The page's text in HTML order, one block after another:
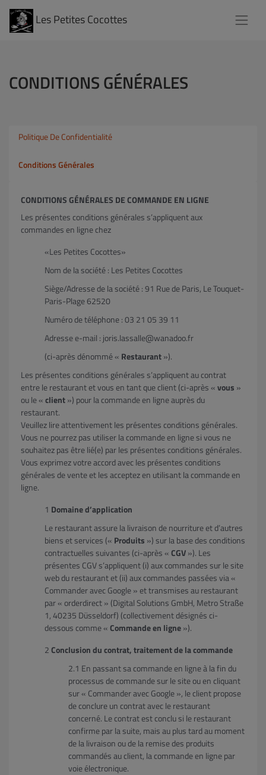
Les Petites Cocottes
CONDITIONS GÉNÉRALES
Politique De Confidentialité
Conditions Générales
CONDITIONS GÉNÉRALES DE COMMANDE EN LIGNE
Les présentes conditions générales s’appliquent aux
commandes en ligne chez
«Les Petites Cocottes»
Nom de la société : Les Petites Cocottes
Siège/Adresse de la société : 91 Rue de Paris, Le Touquet-
Paris-Plage 62520
Numéro de téléphone : 03 21 05 39 11
Adresse e-mail : joris.lassalle@wanadoo.fr
(ci-après dénommé « Restaurant»).
Les présentes conditions générales s’appliquent au contrat
entre le restaurant et vous en tant que client (ci-après «vous »
ou le «client») pour la commande en ligne auprès du
restaurant.
Veuillez lire attentivement les présentes conditions générales.
Vous ne pourrez pas utiliser la commande en ligne si vous ne
souhaitez pas être lié(e) par les présentes conditions générales.
Vous exprimez votre accord avec les présentes conditions
générales de vente et les acceptez en utilisant la commande en
ligne.
Domaine d’application
Le restaurant assure la livraison de nourriture et d’autres
biens et services (« Produits ») sur la base des conditions
contractuelles suivantes (ci-après «CGV»). Les
présentes CGV s’appliquent (i) aux commandes sur le site
web du restaurant et (ii) aux commandes passées via «
Commander avec Google » et transmises au restaurant
par « orderdirect » (Digital Solutions GmbH, Metro Straße
1, 40235 Düsseldorf) (collectivement désignés ci-
dessous comme «Commande en ligne»).
Conclusion du contrat, traitement de la commande
En passant sa commande en ligne à la fin du
processus de commande sur le site ou en cliquant
sur « Commander avec Google », le client propose
de conclure un contrat avec le restaurant
concerné. Le contrat est conclu si le restaurant
confirme par la suite, mais au plus tard au moment
de la livraison ou de la remise des produits
commandés au client, la commande en ligne par
voie électronique.